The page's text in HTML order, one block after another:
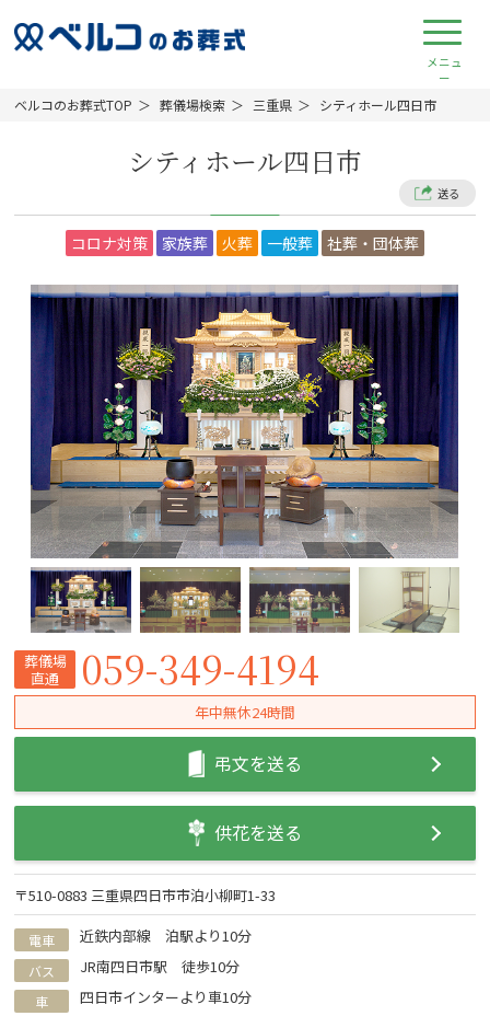
ベルコのお葬式TOP 葬儀場検索 三重県 シティホール四日市
シティホール四日市
送る
コロナ対策 家族葬 火葬 一般葬 社葬・団体葬
葬儀場
直通
059-349-4194
年中無休24時間
弔文を送る
供花を送る
〒510-0883 三重県四日市市泊小柳町1-33
電車 近鉄内部線 泊駅より10分
バス JR南四日市駅 徒歩10分
車 四日市インターより車10分